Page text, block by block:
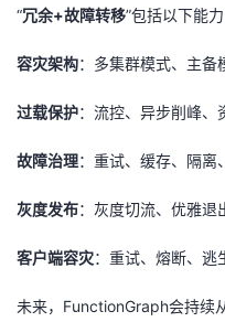
“冗余+故障转移”包括以下能力
容灾架构：多集群模式、主备
过载保护：流控、异步削峰、
故障治理：重试、缓存、隔离
灰度发布：灰度切流、优雅退
客户端容灾：重试、熔断、逃
未来， FunctionGraph会持续